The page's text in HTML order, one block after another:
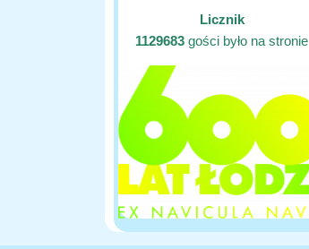
Licznik
1129683 gości było na stronie